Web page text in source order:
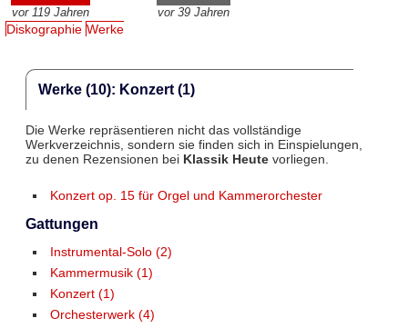
vor 119 Jahren vor 39 Jahren
Diskographie Werke
Werke (10): Konzert (1)
Die Werke repräsentieren nicht das vollständige
Werkverzeichnis, sondern sie finden sich in Einspielungen,
zu denen Rezensionen bei Klassik Heutevorliegen.
Konzert op. 15 für Orgel und Kammerorchester
Gattungen
Instrumental-Solo (2)
Kammermusik (1)
Konzert (1)
Orchesterwerk (4)